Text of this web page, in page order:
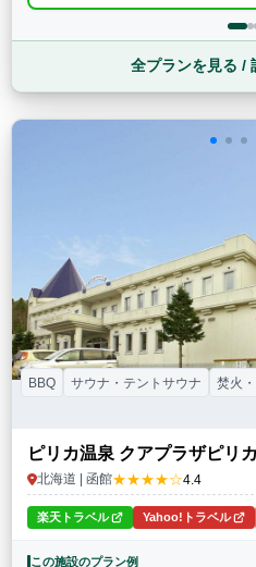
全プランを見る /
ピリカ温泉 クアプラザピリカ
北海道 | 函館★★★★☆4.4
BBQ サウナ・テントサウナ 焚火
楽天トラベル Yahoo!トラベル
この施設のプラン例